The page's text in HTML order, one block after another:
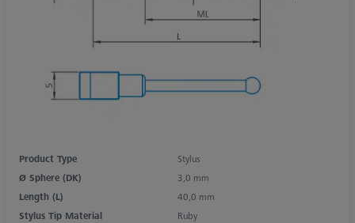
Product Type
Stylus
Ø Sphere (DK)
3,0 mm
Length (L)
40,0 mm
Stylus Tip Material
Ruby